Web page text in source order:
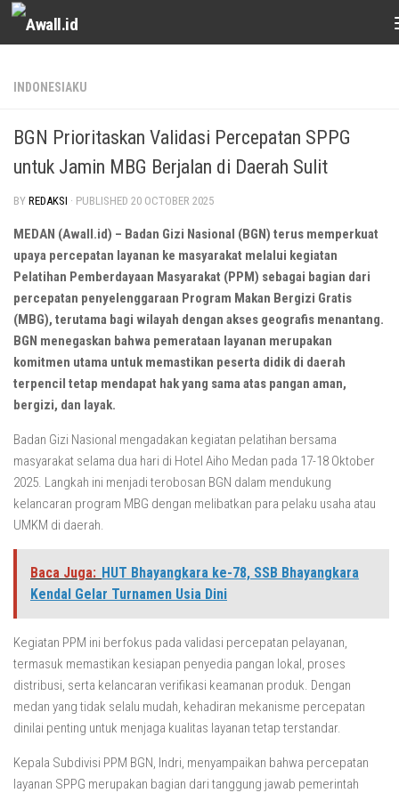
Skip to content
INDONESIAKU
BGN Prioritaskan Validasi Percepatan SPPG
untuk Jamin MBG Berjalan di Daerah Sulit
BY REDAKSI · PUBLISHED 20 OCTOBER 2025
MEDAN (Awall.id) – Badan Gizi Nasional (BGN) terus memperkuat
upaya percepatan layanan ke masyarakat melalui kegiatan
Pelatihan Pemberdayaan Masyarakat (PPM) sebagai bagian dari
percepatan penyelenggaraan Program Makan Bergizi Gratis
(MBG), terutama bagi wilayah dengan akses geografis menantang.
BGN menegaskan bahwa pemerataan layanan merupakan
komitmen utama untuk memastikan peserta didik di daerah
terpencil tetap mendapat hak yang sama atas pangan aman,
bergizi, dan layak.
Badan Gizi Nasional mengadakan kegiatan pelatihan bersama
masyarakat selama dua hari di Hotel Aiho Medan pada 17-18 Oktober
2025. Langkah ini menjadi terobosan BGN dalam mendukung
kelancaran program MBG dengan melibatkan para pelaku usaha atau
UMKM di daerah.
Baca Juga: HUT Bhayangkara ke-78, SSB Bhayangkara
Kendal Gelar Turnamen Usia Dini
Kegiatan PPM ini berfokus pada validasi percepatan pelayanan,
termasuk memastikan kesiapan penyedia pangan lokal, proses
distribusi, serta kelancaran verifikasi keamanan produk. Dengan
medan yang tidak selalu mudah, kehadiran mekanisme percepatan
dinilai penting untuk menjaga kualitas layanan tetap terstandar.
Kepala Subdivisi PPM BGN, Indri, menyampaikan bahwa percepatan
layanan SPPG merupakan bagian dari tanggung jawab pemerintah